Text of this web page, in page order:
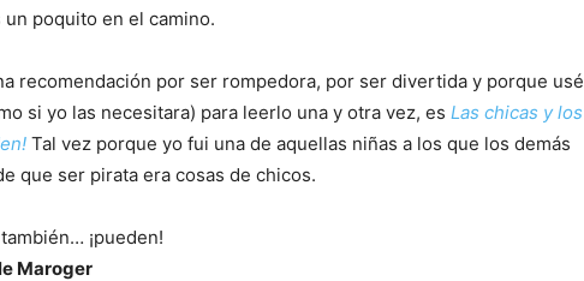
poquito en el camino.
recomendación por ser rompedora, por ser divertida y porque usé
si yo las necesitara) para leerlo una y otra vez, es Las chicas y los
Tal vez porque yo fui una de aquellas niñas a los que los demás
que ser pirata era cosas de chicos.
¡pueden!
Maroger